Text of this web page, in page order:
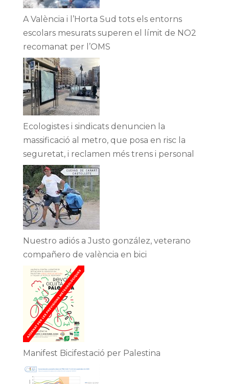
A València i l’Horta Sud tots els entorns
escolars mesurats superen el límit de NO2
recomanat per l’OMS
Ecologistes i sindicats denuncien la
massificació al metro, que posa en risc la
seguretat, i reclamen més trens i personal
Nuestro adiós a Justo gonzález, veterano
compañero de valència en bici
Manifest Bicifestació per Palestina